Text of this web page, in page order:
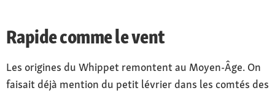
Rapide comme le vent
Les origines du Whippet remontent au Moyen-Âge. On
faisait déjà mention du petit lévrier dans les comtés des